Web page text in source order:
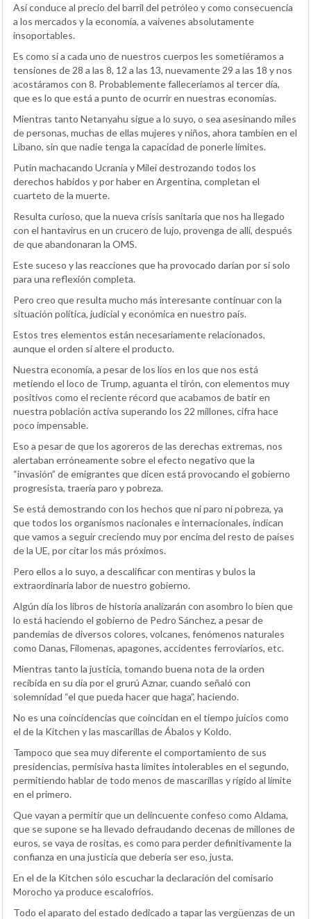
Así conduce al precio del barril del petróleo y como consecuencia
a los mercados y la economía, a vaivenes absolutamente
insoportables.
Es como si a cada uno de nuestros cuerpos les sometiéramos a
tensiones de 28 a las 8, 12 a las 13, nuevamente 29 a las 18 y nos
acostáramos con 8. Probablemente falleceríamos al tercer día,
que es lo que está a punto de ocurrir en nuestras economías.
Mientras tanto Netanyahu sigue a lo suyo, o sea asesinando miles
de personas, muchas de ellas mujeres y niños, ahora tambien en el
Líbano, sin que nadie tenga la capacidad de ponerle límites.
Putin machacando Ucrania y Milei destrozando todos los
derechos habidos y por haber en Argentina, completan el
cuarteto de la muerte.
Resulta curioso, que la nueva crisis sanitaria que nos ha llegado
con el hantavirus en un crucero de lujo, provenga de allí, después
de que abandonaran la OMS.
Este suceso y las reacciones que ha provocado darían por si solo
para una reflexión completa.
Pero creo que resulta mucho más interesante continuar con la
situación política, judicial y económica en nuestro país.
Estos tres elementos están necesariamente relacionados,
aunque el orden si altere el producto.
Nuestra economía, a pesar de los líos en los que nos está
metiendo el loco de Trump, aguanta el tirón, con elementos muy
positivos como el reciente récord que acabamos de batir en
nuestra población activa superando los 22 millones, cifra hace
poco impensable.
Eso a pesar de que los agoreros de las derechas extremas, nos
alertaban erróneamente sobre el efecto negativo que la
“invasión” de emigrantes que dicen está provocando el gobierno
progresista, traería paro y pobreza.
Se está demostrando con los hechos que ni paro ni pobreza, ya
que todos los organismos nacionales e internacionales, indican
que vamos a seguir creciendo muy por encima del resto de países
de la UE, por citar los más próximos.
Pero ellos a lo suyo, a descalificar con mentiras y bulos la
extraordinaria labor de nuestro gobierno.
Algún día los libros de historia analizarán con asombro lo bien que
lo está haciendo el gobierno de Pedro Sánchez, a pesar de
pandemias de diversos colores, volcanes, fenómenos naturales
como Danas, Filomenas, apagones, accidentes ferroviarios, etc.
Mientras tanto la justicia, tomando buena nota de la orden
recibida en su día por el grurú Aznar, cuando señaló con
solemnidad “el que pueda hacer que haga”, haciendo.
No es una coincidencias que coincidan en el tiempo juicios como
el de la Kitchen y las mascarillas de Ábalos y Koldo.
Tampoco que sea muy diferente el comportamiento de sus
presidencias, permisiva hasta límites intolerables en el segundo,
permitiendo hablar de todo menos de mascarillas y rígido al límite
en el primero.
Que vayan a permitir que un delincuente confeso como Aldama,
que se supone se ha llevado defraudando decenas de millones de
euros, se vaya de rositas, es como para perder definitivamente la
confianza en una justicia que debería ser eso, justa.
En el de la Kitchen sólo escuchar la declaración del comisario
Morocho ya produce escalofríos.
Todo el aparato del estado dedicado a tapar las vergüenzas de un